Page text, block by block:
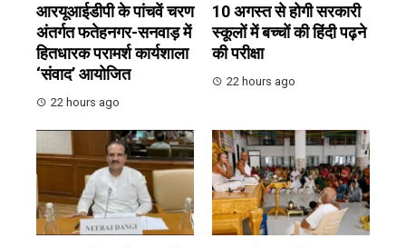
आरयूआईडीपी के पांचवें चरण
अंतर्गत फतेहनगर-सनवाड़ में
हितधारक परामर्श कार्यशाला
‘संवाद’ आयोजित
22 hours ago
10 अगस्त से होगी सरकारी
स्कूलों में बच्चों की हिंदी पढ़ने
की परीक्षा
22 hours ago